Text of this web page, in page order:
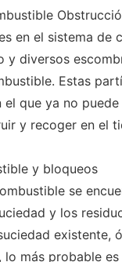
en el sistema de
y diversos
Estas
el que ya no
y recoger en el
y bloqueos
se
y los
existente,
lo más probable